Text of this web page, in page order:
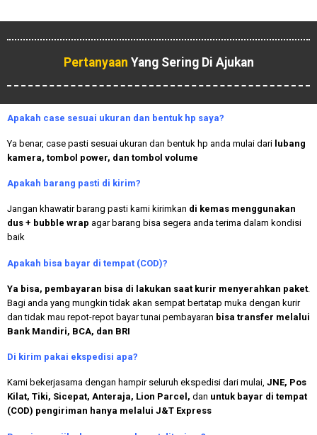
Pertanyaan Yang Sering Di Ajukan
Apakah case sesuai ukuran dan bentuk hp saya?
Ya benar, case pasti sesuai ukuran dan bentuk hp anda mulai dari lubang
kamera, tombol power, dan tombol volume
Apakah barang pasti di kirim?
Jangan khawatir barang pasti kami kirimkan di kemas menggunakan
dus + bubble wrap agar barang bisa segera anda terima dalam kondisi
baik
Apakah bisa bayar di tempat (COD)?
Ya bisa, pembayaran bisa di lakukan saat kurir menyerahkan paket
Bagi anda yang mungkin tidak akan sempat bertatap muka dengan kurir
dan tidak mau repot-repot bayar tunai pembayaran bisa transfer melalui
Bank Mandiri, BCA, dan BRI
Di kirim pakai ekspedisi apa?
Kami bekerjasama dengan hampir seluruh ekspedisi dari mulai, JNE, Pos
Kilat, Tiki, Sicepat, Anteraja, Lion Parcel, dan untuk bayar di tempat
(COD) pengiriman hanya melalui J&T Express